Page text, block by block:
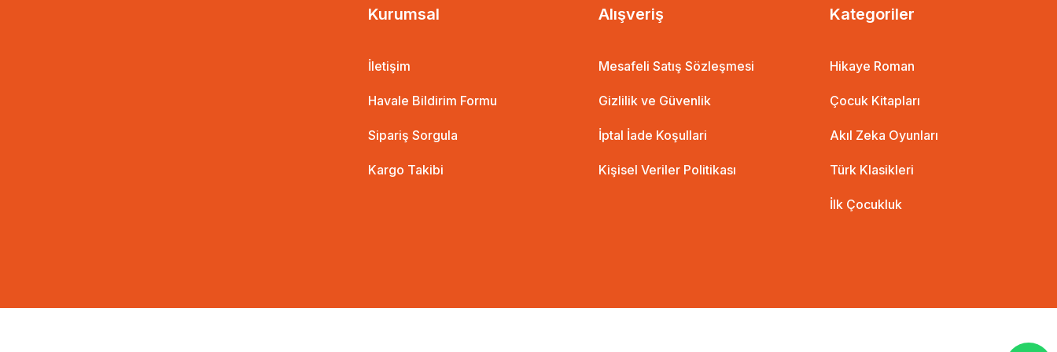
Kurumsal
İletişim
Havale Bildirim Formu
Sipariş Sorgula
Kargo Takibi
Alışveriş
Mesafeli Satış Sözleşmesi
Gizlilik ve Güvenlik
İptal İade Koşullari
Kişisel Veriler Politikası
Kategoriler
Hikaye Roman
Çocuk Kitapları
Akıl Zeka Oyunları
Türk Klasikleri
İlk Çocukluk